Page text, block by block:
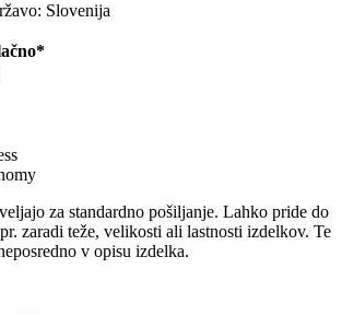
Slovenija
za standardno pošiljanje. Lahko pride do
zaradi teže, velikosti ali lastnosti izdelkov. Te
v opisu izdelka.